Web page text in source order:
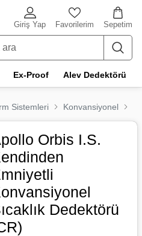
Sepetim
Favorilerim
Giriş Yap
Ex-Proof Alev Dedektörü
Sistemleri Konvansiyonel
Orbis I.S.
Dedektörü